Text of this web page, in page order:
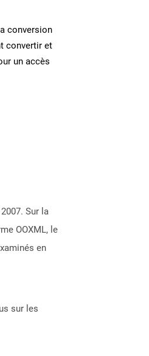
conversion
convertir et
un accès
Sur la
OOXML, le
en
sur les